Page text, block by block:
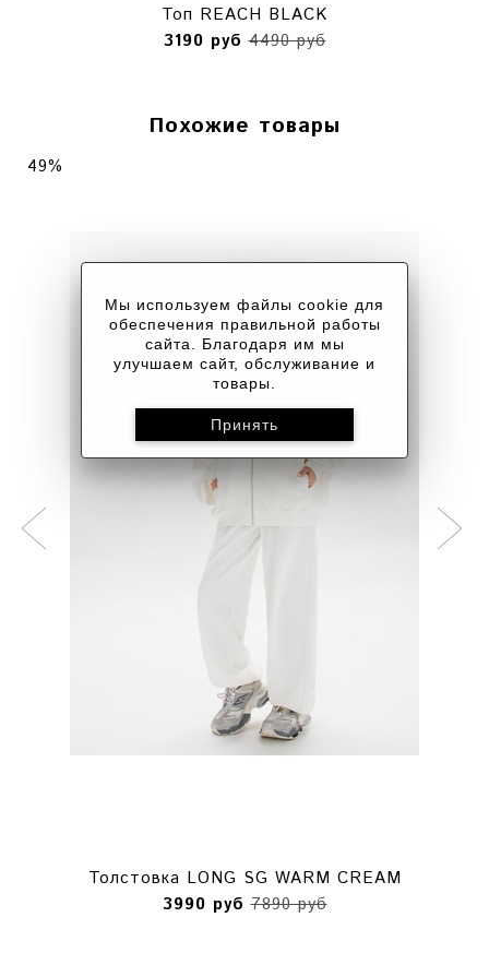
Топ REACH BLACK
3190 руб4490 руб
Похожие товары
49%
Толстовка LONG SG WARM CREAM
3990 руб7890 руб
Мы используем файлы cookie для
обеспечения правильной работы
сайта. Благодаря им мы
улучшаем сайт, обслуживание и
товары.